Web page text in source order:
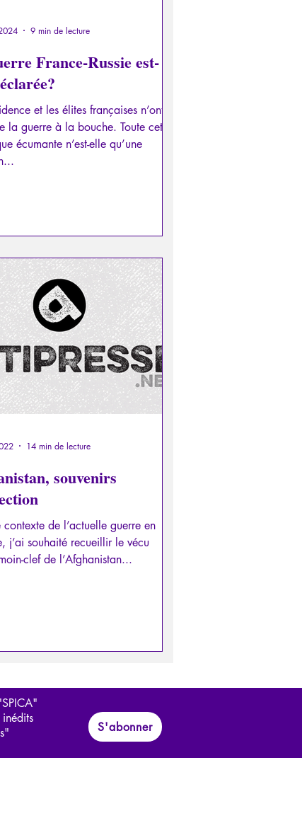
Allemand
France-Russie est-
et les élites françaises n’ont
la guerre à la bouche. Toute cette
écumante n’est-elle qu’une
9 min de lecture
souvenirs
contexte de l’actuelle guerre en
j’ai souhaité recueillir le vécu
clef de l’Afghanistan...
14 min de lecture
S'abonner